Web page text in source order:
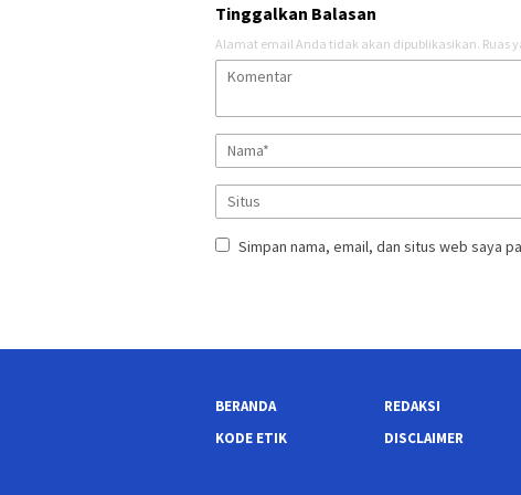
Tinggalkan Balasan
Alamat email Anda tidak akan dipublikasikan. Ruas
Simpan nama, email, dan situs web saya
BERANDA REDAKSI
KODE ETIK
DISCLAIMER